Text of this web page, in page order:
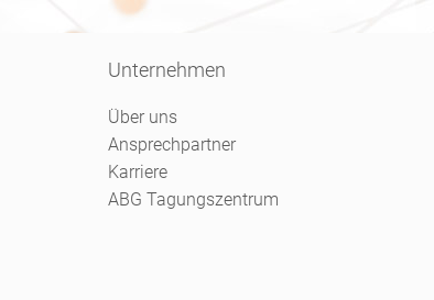
Unternehmen
Über uns
Ansprechpartner
Karriere
ABG Tagungszentrum